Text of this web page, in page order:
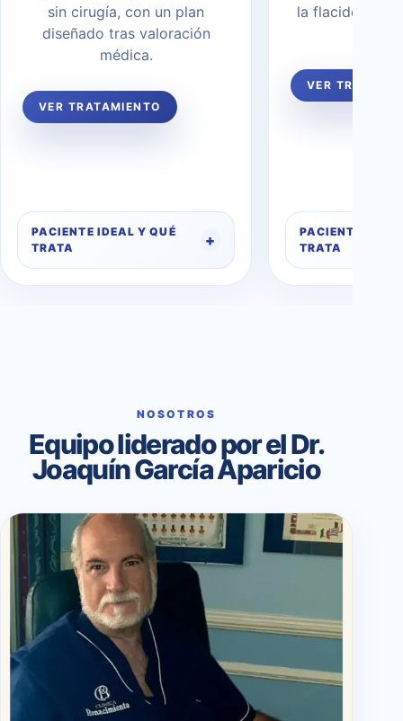
sin cirugía, con un plan
diseñado tras valoración
médica.
VER TRATAMIENTO
PACIENTE IDEAL Y QUÉ
TRATA
la flacidez
VER
PACIENTE
TRATA
NOSOTROS
Equipo liderado por el Dr.
Joaquín García Aparicio